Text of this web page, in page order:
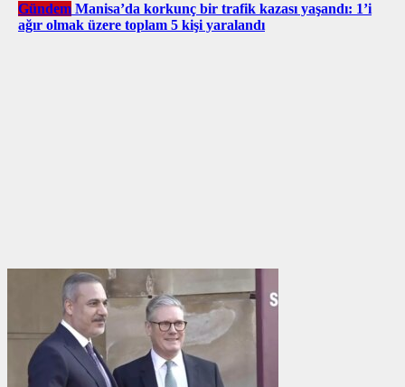
Gündem Manisa’da korkunç bir trafik kazası yaşandı: 1’i
ağır olmak üzere toplam 5 kişi yaralandı